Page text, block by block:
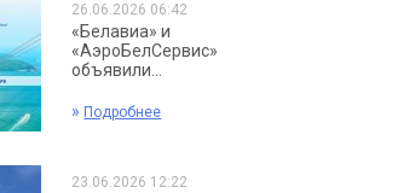
26.06.2026 06:42
«Белавиа» и
«АэроБелСервис»
объявили...
» Подробнее
23.06.2026 12:22